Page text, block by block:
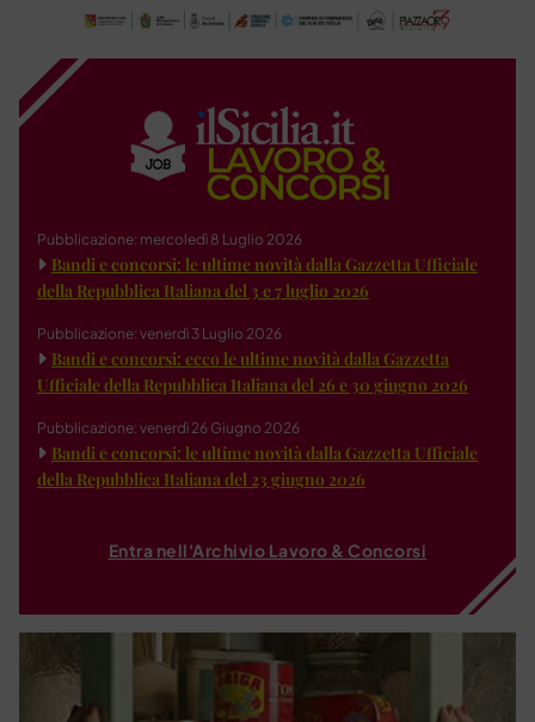
Pubblicazione: mercoledì 8 Luglio 2026
Bandi e concorsi: le ultime novità dalla Gazzetta Ufficiale
della Repubblica Italiana del 3 e 7 luglio 2026
Pubblicazione: venerdì 3 Luglio 2026
Bandi e concorsi: ecco le ultime novità dalla Gazzetta
Ufficiale della Repubblica Italiana del 26 e 30 giugno 2026
Pubblicazione: venerdì 26 Giugno 2026
Bandi e concorsi: le ultime novità dalla Gazzetta Ufficiale
della Repubblica Italiana del 23 giugno 2026
Entra nell'Archivio Lavoro & Concorsi